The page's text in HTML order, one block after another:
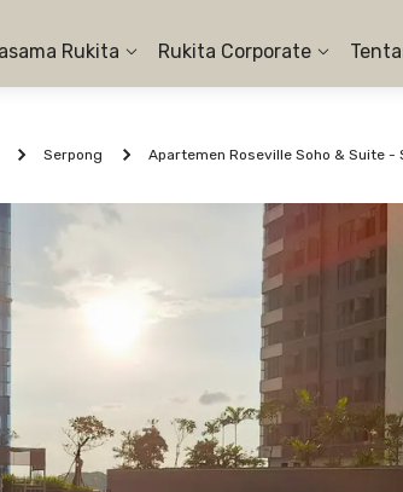
Rukita Rukita Corporate
Serpong